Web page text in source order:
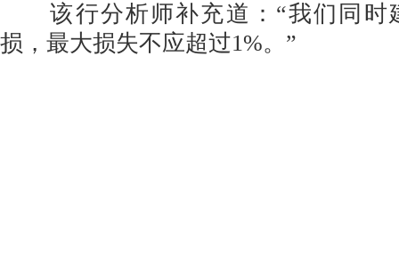
该行分析师补充道：“我们同时
损，最大损失不应超过1%。”